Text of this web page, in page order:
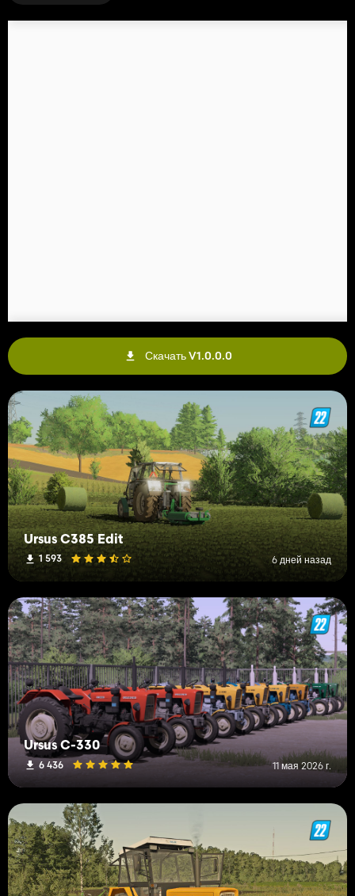
Скачать V1.0.0.0
Ursus C385 Edit
1 593 6 дней назад
Ursus C-330
6 436 11 мая 2026 г.